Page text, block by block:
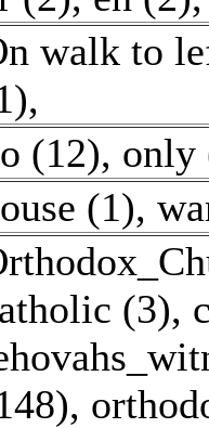
walk to
,
(12), only
(1),
(3),
,